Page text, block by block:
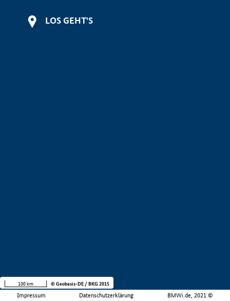
LOS GEHT'S
Impressum Datenschutzerklärung BMWi.de, 2021 ©
100 km © Geobasis-DE / BKG 2015